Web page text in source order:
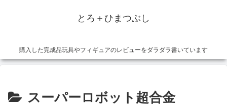
とろ＋ひまつぶし
購入した完成品玩具やフィギュアのレビューをダラダラ書いています
スーパーロボット超合金